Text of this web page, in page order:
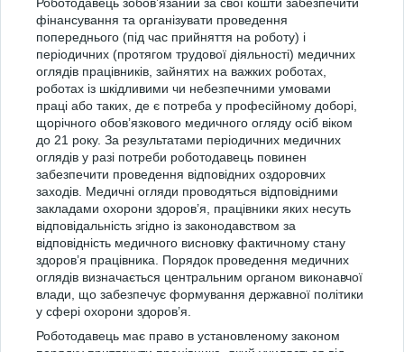
фінансування та організувати проведення
попереднього (під час прийняття на роботу) і
періодичних (протягом трудової діяльності) медичних
оглядів працівників, зайнятих на важких роботах,
роботах із шкідливими чи небезпечними умовами
праці або таких, де є потреба у професійному доборі,
щорічного обов’язкового медичного огляду осіб віком
до 21 року. За результатами періодичних медичних
оглядів у разі потреби роботодавець повинен
забезпечити проведення відповідних оздоровчих
заходів. Медичні огляди проводяться відповідними
закладами охорони здоров’я, працівники яких несуть
відповідальність згідно із законодавством за
відповідність медичного висновку фактичному стану
здоров’я працівника. Порядок проведення медичних
оглядів визначається центральним органом виконавчої
влади, що забезпечує формування державної політики
у сфері охорони здоров’я.
Роботодавець має право в установленому законом